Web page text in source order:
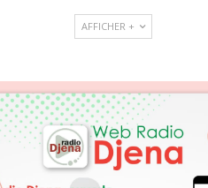
AFFICHER +